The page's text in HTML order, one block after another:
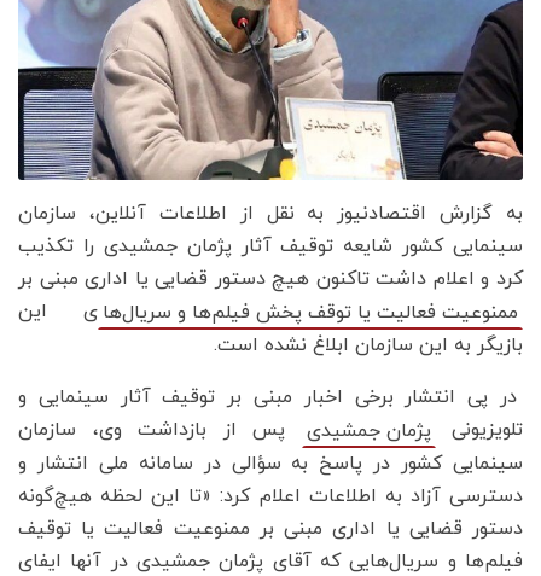
به گزارش اقتصادنیوز به نقل از اطلاعات آنلاین، سازمان
سینمایی کشور شایعه توقیف آثار پژمان جمشیدی را تکذیب
کرد و اعلام داشت تاکنون هیچ دستور قضایی یا اداری مبنی بر
ممنوعیت فعالیت یا توقف پخش فیلم‌ها و سریال‌ها ی این
بازیگر به این سازمان ابلاغ نشده است.
در پی انتشار برخی اخبار مبنی بر توقیف آثار سینمایی و
تلویزیونی
پژمان جمشیدی
پس از بازداشت وی، سازمان
سینمایی کشور در پاسخ به سؤالی در سامانه ملی انتشار و
دسترسی آزاد به اطلاعات اعلام کرد: «تا این لحظه هیچ‌گونه
دستور قضایی یا اداری مبنی بر ممنوعیت فعالیت یا توقیف
فیلم‌ها و سریال‌هایی که آقای پژمان جمشیدی در آنها ایفای